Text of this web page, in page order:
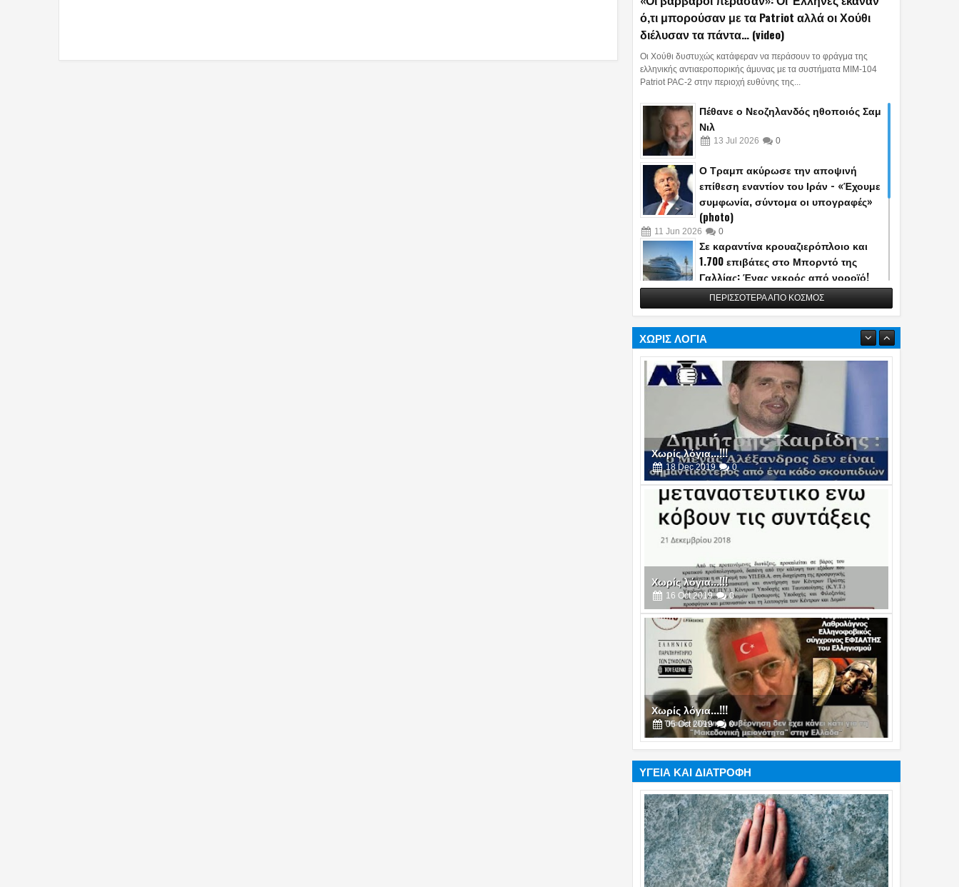
ό,τι μπορούσαν με τα Patriot αλλά οι Χούθι
διέλυσαν τα πάντα… (video)
Οι Χούθι δυστυχώς κατάφεραν να περάσουν το φράγμα της
ελληνικής αντιαεροπορικής άμυνας με τα συστήματα MIM-104
Patriot PAC-2 στην περιοχή ευθύνης της...
Πέθανε ο Νεοζηλανδός ηθοποιός Σαμ
Νιλ
13 Jul 2026 0
Ο Τραμπ ακύρωσε την αποψινή
επίθεση εναντίον του Ιράν - «Έχουμε
συμφωνία, σύντομα οι υπογραφές»
(photo)
11 Jun 2026 0
Σε καραντίνα κρουαζιερόπλοιο και
1.700 επιβάτες στο Μπορντό της
Γαλλίας: Ένας νεκρός από νοροϊό!
13 May 2026 0
Η Τουρκία αποκάλυψε την κατασκευή
Yildirimhan ακτίνας δράσης 6.000 χλμ.!
(video)
06 May 2026
Πυρά στο δείπνο ανταποκριτών του
Λευκού Οίκου - Απομακρύνθηκε ο
Τραμπ
26Apr 2026 0
ΠΕΡΙΣΣΟΤΕΡΑ ΑΠΟ ΚΟΣΜΟΣ
ΧΩΡΙΣ ΛΟΓΙΑ
Χωρίς λόγια...!!!
16 Oct 2019 0
Χωρίς λόγια...!!!
05 Oct 2019 0
Χωρίς λόγια...!!!
17 Jul 2019 0
Χωρίς λόγια...!!!
16 Jul 2019 0
ΥΓΕΙΑ ΚΑΙ ΔΙΑΤΡΟΦΗ